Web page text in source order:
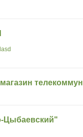
Цыбаевский"